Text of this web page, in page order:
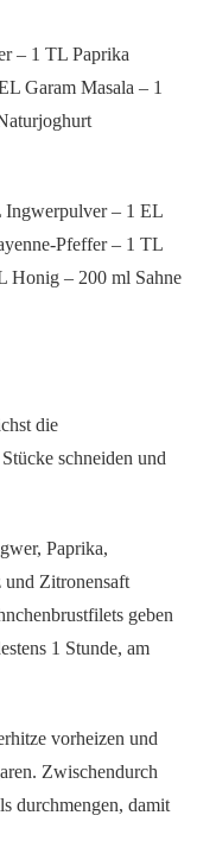
– 1 TL Paprika
Garam Masala – 1
Ingwerpulver – 1 EL
Pfeffer – 1 TL
Honig – 200 ml Sahne
die
schneiden und
Paprika,
und Zitronensaft
geben
1 Stunde, am
vorheizen und
Zwischendurch
durchmengen, damit